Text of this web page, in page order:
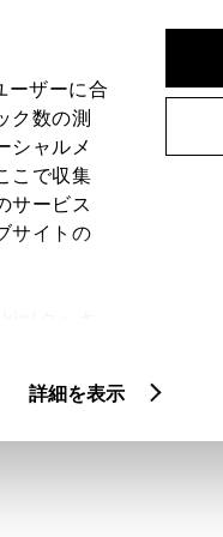
ザーに合
ク数の測
シャルメ
こで収集
サービス
サイトの
詳細を表示